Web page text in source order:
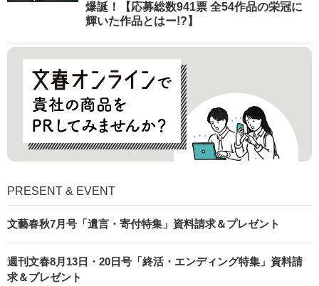
爆誕！【応募総数941票 全54作品の栄冠に
輝いた作品とはー!?】
PRESENT & EVENT
文藝春秋7月号「遺言・寄付特集」資料請求＆プレゼント
週刊文春8月13日・20日号「終活・エンディング特集」資料請
求＆プレゼント